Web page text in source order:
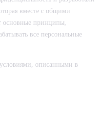
вместе с общими
основные принципы,
все персональные
описанными в